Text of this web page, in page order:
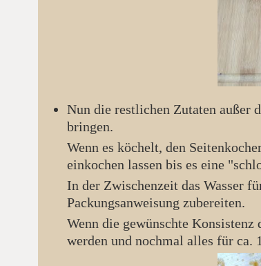
Nun die restlichen Zutaten
bringen.
Wenn es köchelt, den Seitenkocher auf kleinste Stufe stellen und die ganze Masse ca. 20 min
einkochen lassen bis es eine
In der Zwischenzeit das Wasser für die Spaghetti zum kochen bringen und die Spaghetti nach
Packungsanweisung zubereiten.
Wenn die gewünschte Konsistenz der Tomatensauce erreicht ist, kann das Pulledpork hinzugefügt
werden und nochmal alles für ca.